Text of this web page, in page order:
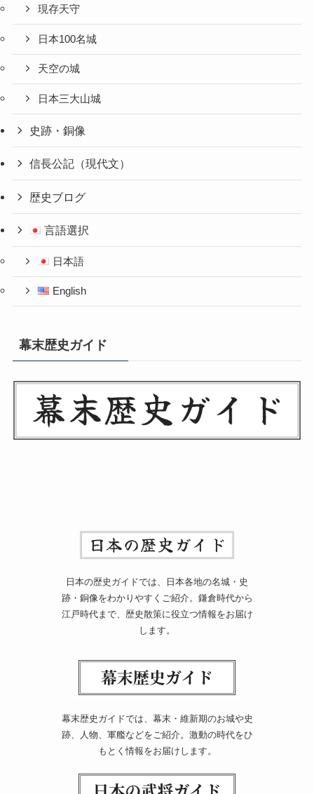
現存天守
日本100名城
天空の城
日本三大山城
史跡・銅像
信長公記（現代文）
歴史ブログ
言語選択
日本語
English
幕末歴史ガイド
日本の歴史ガイドでは、日本各地の名城・史
跡・銅像をわかりやすくご紹介。鎌倉時代から
江戸時代まで、歴史散策に役立つ情報をお届け
します。
幕末歴史ガイドでは、幕末・維新期のお城や史
跡、人物、軍艦などをご紹介。激動の時代をひ
もとく情報をお届けします。